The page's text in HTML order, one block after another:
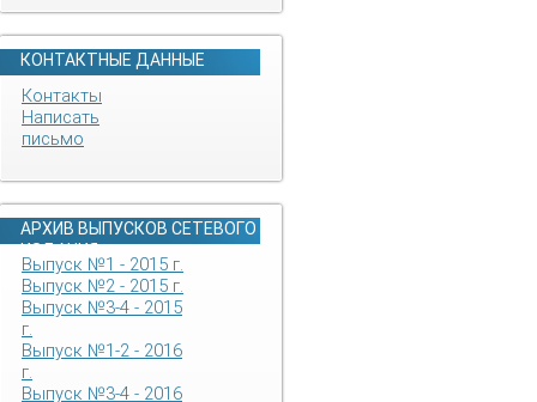
КОНТАКТНЫЕ ДАННЫЕ
Контакты
Написать
письмо
АРХИВ ВЫПУСКОВ СЕТЕВОГО
ИЗДАНИЯ
Выпуск №1 - 2015 г.
Выпуск №2 - 2015 г.
Выпуск №3-4 - 2015
г.
Выпуск №1-2 - 2016
г.
Выпуск №3-4 - 2016